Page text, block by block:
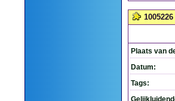
1005226
Plaats van
Datum:
Tags: